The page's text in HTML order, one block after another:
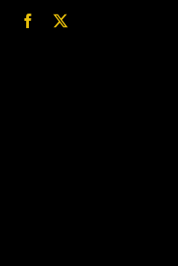
Facebook